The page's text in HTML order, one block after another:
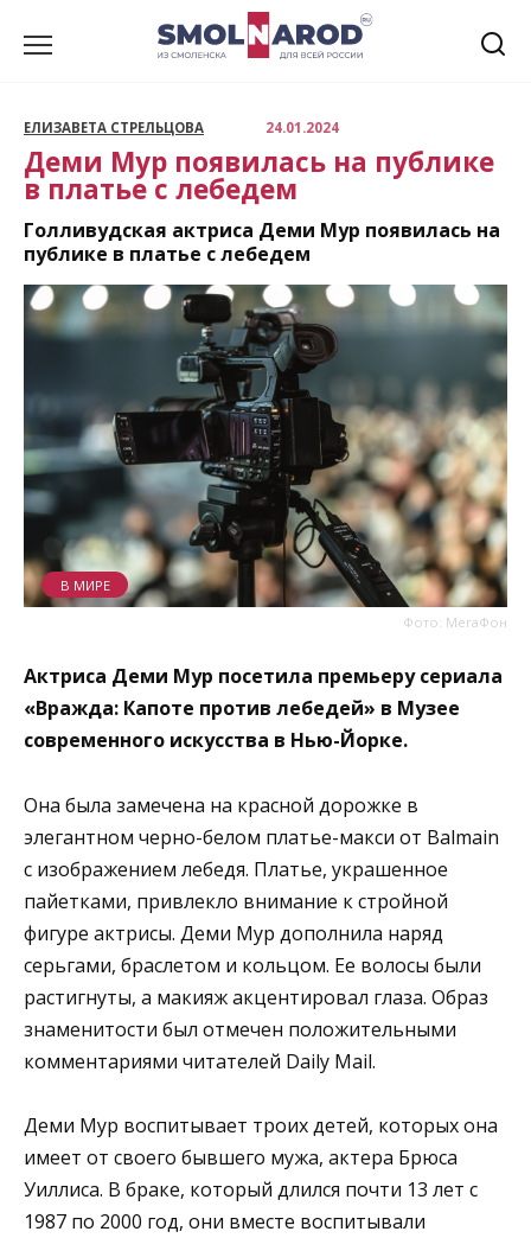
ЕЛИЗАВЕТА СТРЕЛЬЦОВА 24.01.2024
Деми Мур появилась на публике
в платье с лебедем
Голливудская актриса Деми Мур появилась на
публике в платье с лебедем
Фото: МегаФон
В МИРЕ
Актриса Деми Мур посетила премьеру сериала
«Вражда: Капоте против лебедей» в Музее
современного искусства в Нью-Йорке.
Она была замечена на красной дорожке в
элегантном черно-белом платье-макси от Balmain
с изображением лебедя. Платье, украшенное
пайетками, привлекло внимание к стройной
фигуре актрисы. Деми Мур дополнила наряд
серьгами, браслетом и кольцом. Ее волосы были
растигнуты, а макияж акцентировал глаза. Образ
знаменитости был отмечен положительными
комментариями читателей Daily Mail.
Деми Мур воспитывает троих детей, которых она
имеет от своего бывшего мужа, актера Брюса
Уиллиса. В браке, который длился почти 13 лет с
1987 по 2000 год, они вместе воспитывали